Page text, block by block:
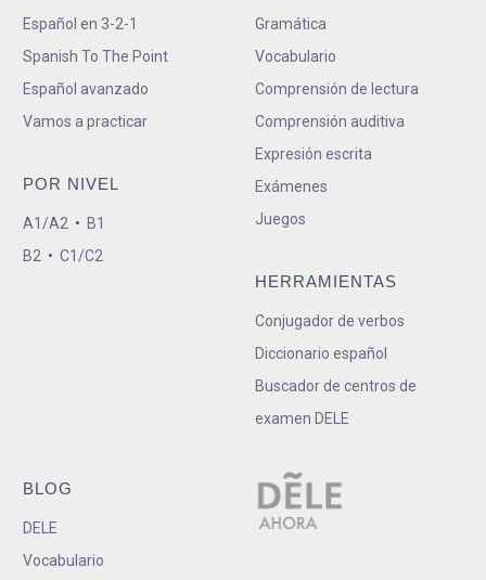
Español en 3-2-1
Spanish To The Point
Español avanzado
Vamos a practicar
POR NIVEL
A1/A2 • B1
B2 • C1/C2
Gramática
Vocabulario
Comprensión de lectura
Comprensión auditiva
Expresión escrita
Exámenes
Juegos
HERRAMIENTAS
Conjugador de verbos
Diccionario español
Buscador de centros de
examen DELE
BLOG
DELE
Vocabulario